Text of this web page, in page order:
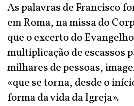
As palavras de Francisco
em Roma, na missa do
que o excerto do
multiplicação de escassos
milhares de pessoas,
«que se torna, desde o
forma da vida da Igreja».